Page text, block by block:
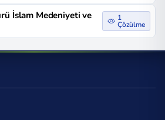
İslam Medeniyeti ve
1
Çözülme